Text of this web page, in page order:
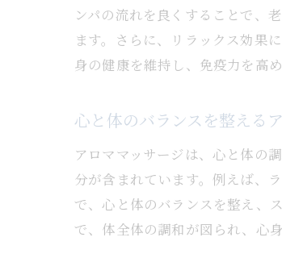
ンパの流れを良くすることで、
ます。さらに、リラックス効果
身の健康を維持し、免疫力を高
心と体のバランスを整える
アロママッサージは、心と体の
分が含まれています。例えば、
で、心と体のバランスを整え、
で、体全体の調和が図られ、心